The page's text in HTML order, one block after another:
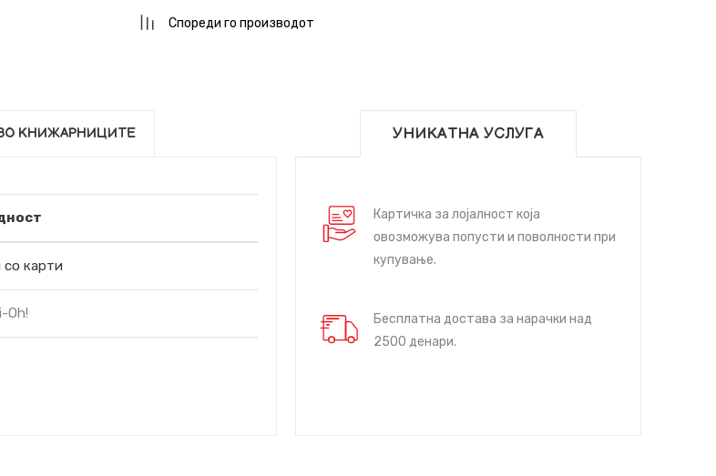
Спореди го производот
КНИЖАРНИЦИТЕ
со карти
Oh!
УНИКАТНА УСЛУГА
Картичка за лојалност која
овозможува попусти и поволности при
купување.
Бесплатна достава за нарачки над
2500 денари.